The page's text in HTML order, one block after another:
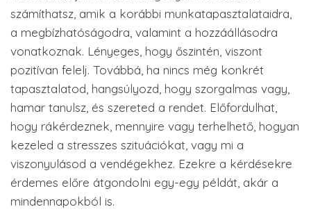
számíthatsz, amik a korábbi munkatapasztalataidra,
a megbízhatóságodra, valamint a hozzáállásodra
vonatkoznak. Lényeges, hogy őszintén, viszont
pozitívan felelj. Továbbá, ha nincs még konkrét
tapasztalatod, hangsúlyozd, hogy szorgalmas vagy,
hamar tanulsz, és szereted a rendet. Előfordulhat,
hogy rákérdeznek, mennyire vagy terhelhető, hogyan
kezeled a stresszes szituációkat, vagy mi a
viszonyulásod a vendégekhez. Ezekre a kérdésekre
érdemes előre átgondolni egy-egy példát, akár a
mindennapokból is.